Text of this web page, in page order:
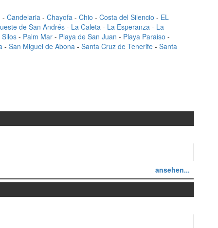
- Candelaria- Chayofa- Chio - Costa del Silencio - EL
de San Andrés- La Caleta- La Esperanza- La
Silos- Palm Mar- Playa de San Juan - Playa Paraiso -
- San Miguel de Abona- Santa Cruz de Tenerife- Santa
ansehen...